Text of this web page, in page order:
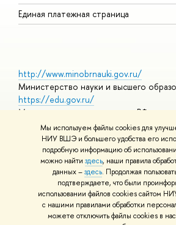
Мы используем файлы cookies для
НИУ ВШЭ и большего удобства его
подробную информацию об
можно найти здесь, наши правила
данных –здесь. Продолжая
подтверждаете, что были
использовании файлов cookies сайтом
с нашими правилами обработки
можете отключить файлы cookies в
Единая платежная страница
http://www.minobrnauki.gov.ru/
Министерство науки и высшего
https://edu.gov.ru/
Министерство просвещения РФ
https://elearning.hse.ru/mooc
Массовые открытые онлайн-курсы
© НИУ ВШЭ 1993–2026 Адреса и контакты
использования материалов Политика
Шрифты HSE Sans и HSE Slab разработаны в